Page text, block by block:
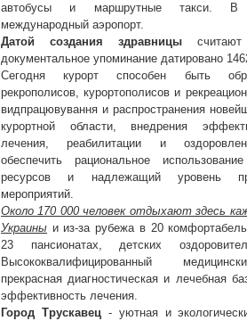
автобусы и маршрутные такси. В
международный аэропорт.
Датой создания здравницы
документальное упоминание датировано
Сегодня курорт способен быть
рекрополисов, курортополисов и
видпрацювування и распространения
курортной области, внедрения
лечения, реабилитации и
обеспечить рациональное
ресурсов и надлежащий уровень
мероприятий.
Около 170 000 человек отдыхают здесь
Украины и из-за рубежа в 20
23 пансионатах, детских
Высококвалифицированный
прекрасная диагностическая и лечебная
эффективность лечения.
Город Трускавец- уютная и